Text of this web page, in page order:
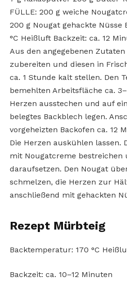
FÜLLE: 200 g weiche
200 g Nougat gehackte Nüsse
°C Heißluft Backzeit: ca. 12
Aus den angegebenen
zubereiten und diesen in
ca. 1 Stunde kalt stellen. Den
bemehlten Arbeitsfläche ca.
Herzen ausstechen und auf
belegtes Backblech legen.
vorgeheizten Backofen ca. 12
Die Herzen auskühlen lassen.
mit Nougatcreme bestreichen
daraufsetzen. Den Nougat
schmelzen, die Herzen zur
anschließend mit gehackten
Rezept Mürbteig
Backtemperatur: 170 °C
Backzeit: ca. 10–12 Minuten